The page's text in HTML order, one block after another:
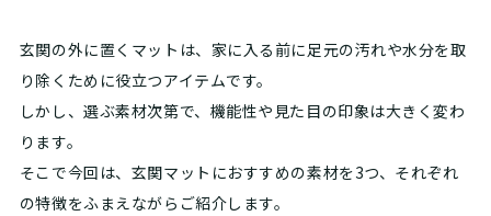
玄関の外に置くマットは、家に入る前に足元の汚れや水分を取
り除くために役立つアイテムです。
しかし、選ぶ素材次第で、機能性や見た目の印象は大きく変わ
ります。
そこで今回は、玄関マットにおすすめの素材を3つ、それぞれ
の特徴をふまえながらご紹介します。